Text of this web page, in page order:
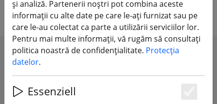
elice de 5 inch
SHOW FILTERS
și analiză. Partenerii noștri pot combina aceste
informații cu alte date pe care le-ați furnizat sau pe
care le-au colectat ca parte a utilizării serviciilor lor.
Pentru mai multe informații, vă rugăm să consultați
politica noastră de confidențialitate. Protecția
datelor.
Essenziell